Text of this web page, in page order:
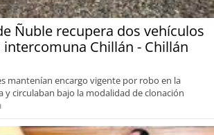
Ñuble recupera dos vehículos
Chillán - Chillán
mantenían encargo vigente por robo en la
y circulaban bajo la modalidad de clonación